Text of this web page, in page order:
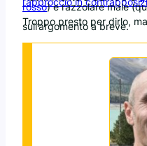
rosso) e razzolare male
Troppo presto per dirlo,
sull’argomento a breve.